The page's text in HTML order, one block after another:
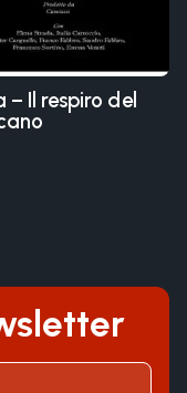
– Il respiro del